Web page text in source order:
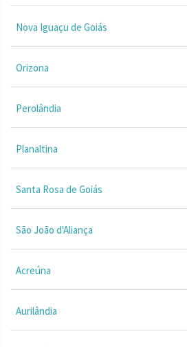
Nova Iguaçu de Goiás
Orizona
Perolândia
Planaltina
Santa Rosa de Goiás
São João d'Aliança
Acreúna
Aurilândia